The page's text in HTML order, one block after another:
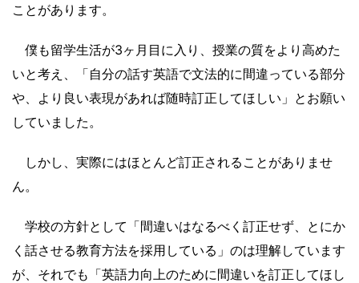
ことがあります。
僕も留学生活が3ヶ月目に入り、授業の質をより高めた
いと考え、「自分の話す英語で文法的に間違っている部分
や、より良い表現があれば随時訂正してほしい」とお願い
していました。
しかし、実際にはほとんど訂正されることがありませ
ん。
学校の方針として「間違いはなるべく訂正せず、とにか
く話させる教育方法を採用している」のは理解しています
が、それでも「英語力向上のために間違いを訂正してほし